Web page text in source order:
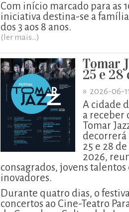
Com início marcado para as
iniciativa destina-se a
dos 3 aos 8 anos.
(ler mais...)
Tomar
25 e 28
» 2026-06-11
A cidade
a receber
Tomar
decorrerá
25 e 28
2026,
consagrados, jovens
inovadores.
Durante quatro dias, o
concertos ao Cine-Teatro